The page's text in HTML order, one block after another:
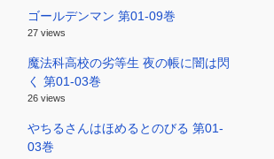
ゴールデンマン 第01-09巻
27 views
魔法科高校の劣等生 夜の帳に闇は閃
く 第01-03巻
26 views
やちるさんはほめるとのびる 第01-
03巻